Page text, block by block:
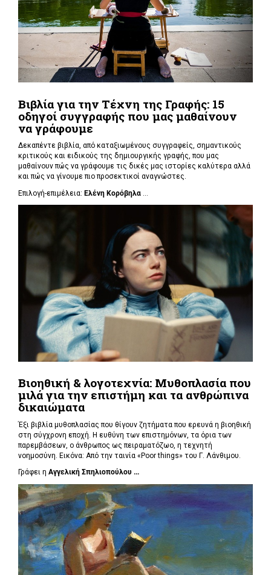
Βιβλία για την Τέχνη της Γραφής: 15
οδηγοί συγγραφής που μας μαθαίνουν
να γράφουμε
Δεκαπέντε βιβλία, από καταξιωμένους συγγραφείς, σημαντικούς
κριτικούς και ειδικούς της δημιουργικής γραφής, που μας
μαθαίνουν πώς να γράφουμε τις δικές μας ιστορίες καλύτερα αλλά
και πώς να γίνουμε πιο προσεκτικοί αναγνώστες.
Επιλογή-επιμέλεια: Ελένη Κορόβηλα ...
Βιοηθική & λογοτεχνία: Μυθοπλασία που
μιλά για την επιστήμη και τα ανθρώπινα
δικαιώματα
Έξι βιβλία μυθοπλασίας που θίγουν ζητήματα που ερευνά η βιοηθική
στη σύγχρονη εποχή. Η ευθύνη των επιστημόνων, τα όρια των
παρεμβάσεων, ο άνθρωπος ως πειραματόζωο, η τεχνητή
νοημοσύνη. Εικόνα: Από την ταινία «Poor things» του Γ. Λάνθιμου.
Γράφει η Αγγελική Σπηλιοπούλου ...